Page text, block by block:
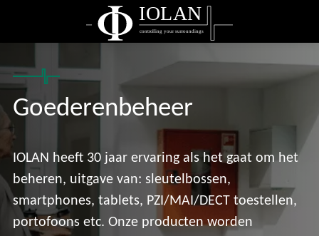
IOLAN
controlling your surroundings
Goederenbeheer
IOLAN heeft 30 jaar ervaring als het gaat om het
beheren, uitgave van: sleutelbossen,
smartphones, tablets, PZI/MAI/DECT toestellen,
portofoons etc. Onze producten worden